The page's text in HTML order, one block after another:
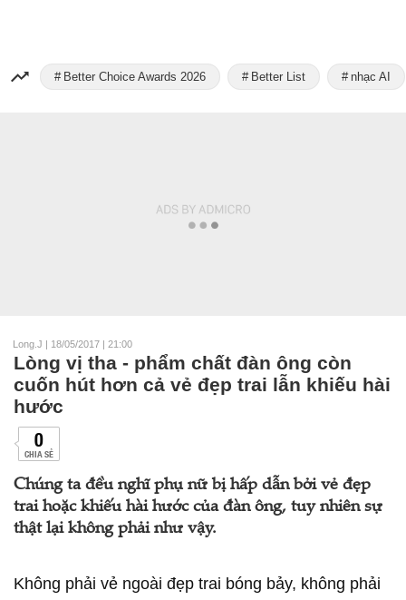
Better Choice Awards 2026 Better List nhạc AI
Long.J | 18/05/2017 | 21:00
Lòng vị tha - phẩm chất đàn ông còn
cuốn hút hơn cả vẻ đẹp trai lẫn khiếu hài
hước
0
CHIA SẺ
Chúng ta đều nghĩ phụ nữ bị hấp dẫn bởi vẻ đẹp
trai hoặc khiếu hài hước của đàn ông, tuy nhiên sự
thật lại không phải như vậy.
Không phải vẻ ngoài đẹp trai bóng bảy, không phải